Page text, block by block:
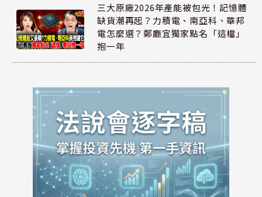
三大原廠2026年產能被包光！記憶體
缺貨潮再起？力積電、南亞科、華邦
電怎麼選？鄭廳宜獨家點名「這檔」
抱一年